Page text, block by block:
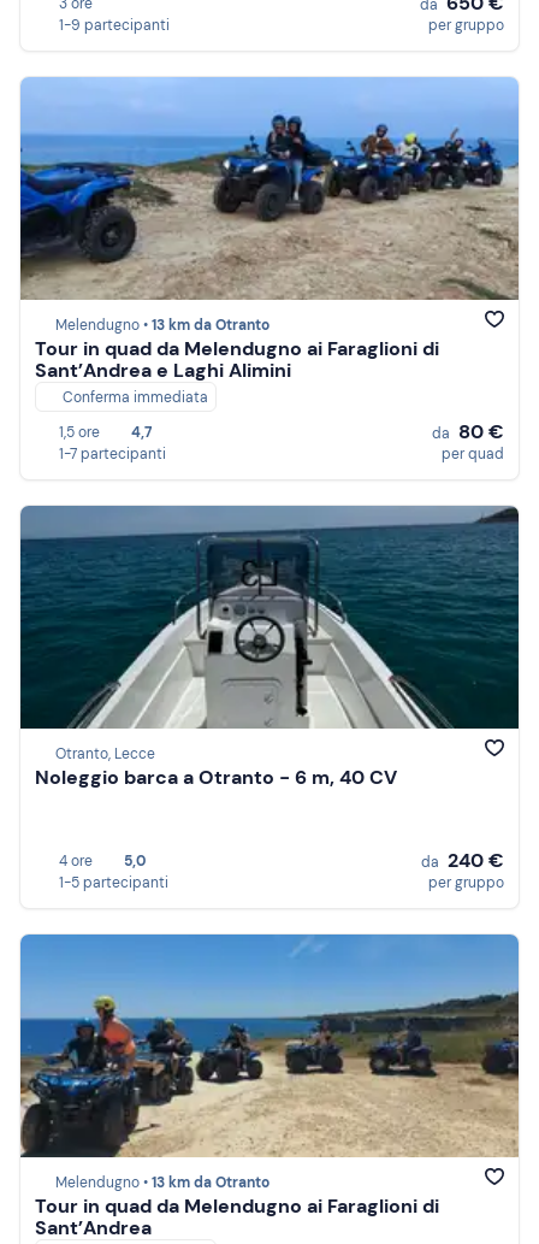
1-9 partecipanti
da
per gruppo
Melendugno •13 km da Otranto
Tour in quad da Melendugno ai Faraglioni di
Sant’Andrea e Laghi Alimini
Conferma immediata
1,5 ore
4,7
1-7 partecipanti
da 80 €
per quad
Otranto, Lecce
Noleggio barca a Otranto - 6 m, 40 CV
4 ore
5,0
1-5 partecipanti
da 240 €
per gruppo
Melendugno •13 km da Otranto
Tour in quad da Melendugno ai Faraglioni di
Sant’Andrea